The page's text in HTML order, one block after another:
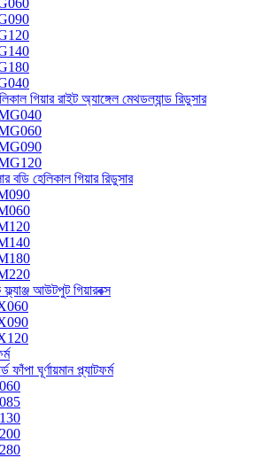
গিয়ার রাইট অ্যাঙ্গেল মেথডল্যান্ড রিডুসার
বডি হেলিকাল গিয়ার রিডুসার
আউটপুট গিয়ারবক্স
ফাঁপা ঘূর্ণায়মান প্ল্যাটফর্ম